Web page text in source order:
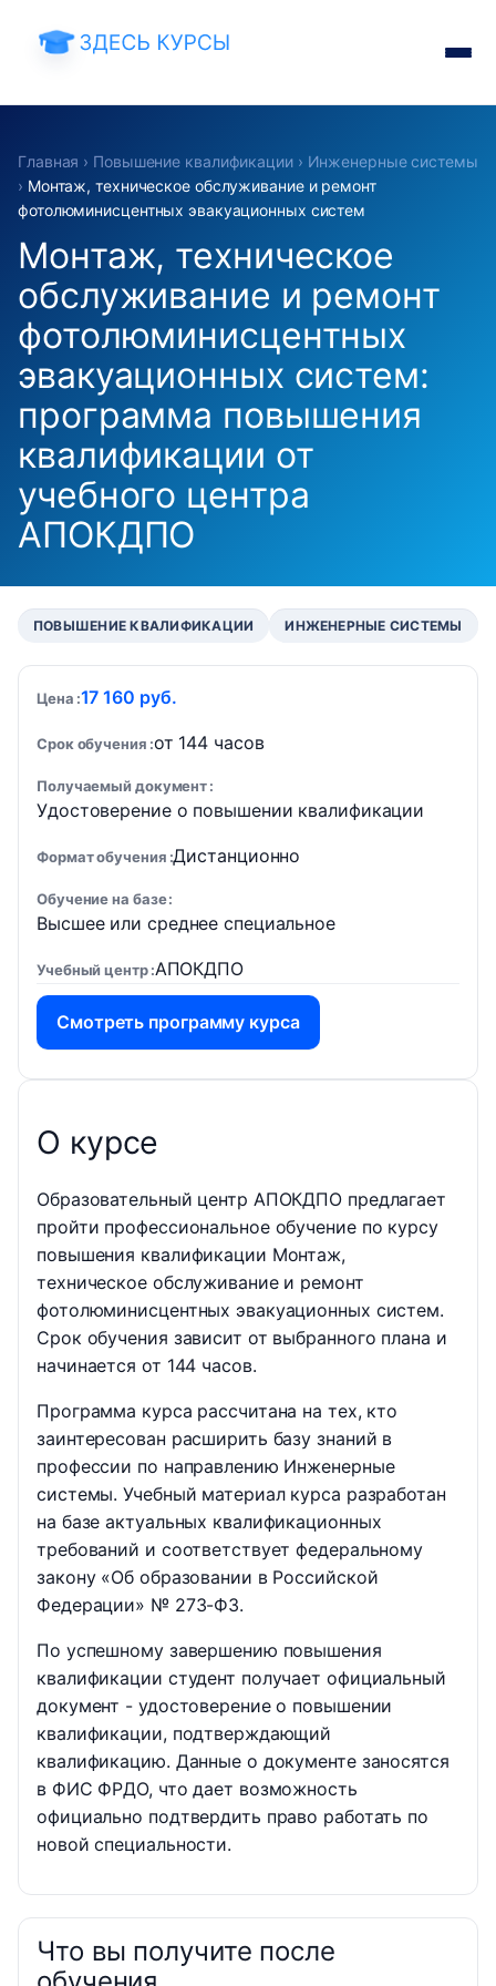
Главная › Повышение квалификации› Инженерные системы
› Монтаж, техническое обслуживание и ремонт
фотолюминисцентных эвакуационных систем
Монтаж, техническое
обслуживание и ремонт
фотолюминисцентных
эвакуационных систем:
программа повышения
квалификации от
учебного центра
АПОКДПО
ПОВЫШЕНИЕ КВАЛИФИКАЦИИ ИНЖЕНЕРНЫЕ СИСТЕМЫ
Цена 17 160 руб.
Срок обучения от 144 часов
Получаемый документ
Удостоверение о повышении квалификации
Формат обучения Дистанционно
Обучение на базе
Высшее или среднее специальное
Учебный центр АПОКДПО
Смотреть программу курса
О курсе
Образовательный центр АПОКДПО предлагает
пройти профессиональное обучение по курсу
повышения квалификации Монтаж,
техническое обслуживание и ремонт
фотолюминисцентных эвакуационных систем.
Срок обучения зависит от выбранного плана и
начинается от 144 часов.
Программа курса рассчитана на тех, кто
заинтересован расширить базу знаний в
профессии по направлению Инженерные
системы. Учебный материал курса разработан
на базе актуальных квалификационных
требований и соответствует федеральному
закону «Об образовании в Российской
Федерации» № 273-ФЗ.
По успешному завершению повышения
квалификации студент получает официальный
документ - удостоверение о повышении
квалификации, подтверждающий
квалификацию. Данные о документе заносятся
в ФИС ФРДО, что дает возможность
официально подтвердить право работать по
новой специальности.
Что вы получите после